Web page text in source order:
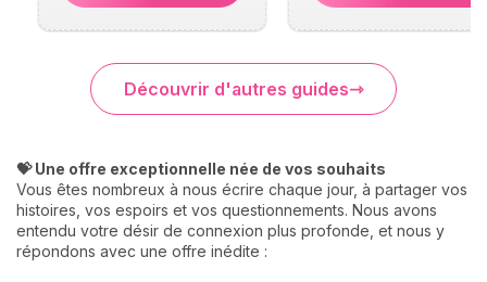
Découvrir d'autres guides
💝 Une offre exceptionnelle née de vos souhaits
Vous êtes nombreux à nous écrire chaque jour, à partager vos
histoires, vos espoirs et vos questionnements. Nous avons
entendu votre désir de connexion plus profonde, et nous y
répondons avec une offre inédite :